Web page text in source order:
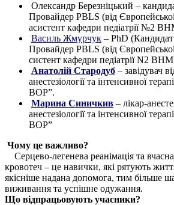
Олександр Березніцький –
Провайдер PBLS (від
асистент кафедри педіатрії №2
Василь Жмурчук – PhD
Провайдер PBLS (від
систент кафедри педіатрії N2
Анатолій Стародуб – завідувач
анестезіології та інтенсивної
ВОР”.
Марина Синичкив – лікар-
анестезіології та інтенсивної
ВОР”
Чому це важливо?
Серцево-легенева реанімація та
кровотеч – це навички, які рятують
якісніше надана допомога, тим більше
виживання та успішне одужання.
Що відпрацьовують учасники?